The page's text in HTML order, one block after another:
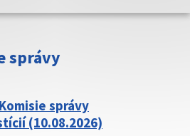
správy
správy
(10.08.2026)